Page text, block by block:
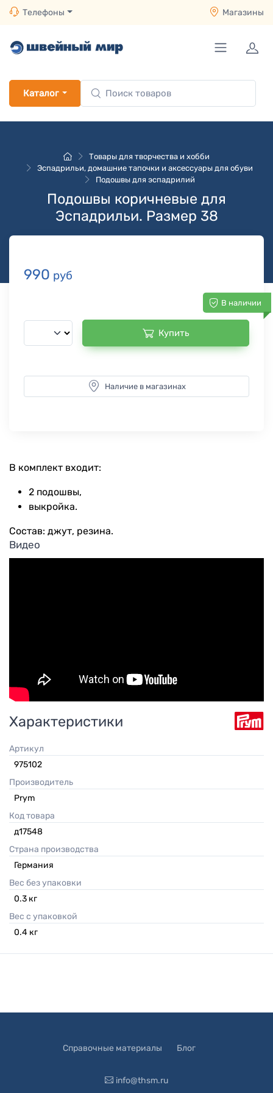
Телефоны Магазины
Каталог
Товары для творчества и хобби
Эспадрильи, домашние тапочки и аксессуары для обуви
Подошвы для эспадрилий
Подошвы коричневые для
Эспадрильи. Размер 38
990 руб
В наличии
Купить
Наличие в магазинах
В комплект входит:
2 подошвы,
выкройка.
Состав: джут, резина.
Видео
Характеристики
Артикул
975102
Производитель
Prym
Код товара
д17548
Страна производства
Германия
Вес без упаковки
0.3 кг
Вес с упаковкой
0.4 кг
Справочные материалы Блог
info@thsm.ru